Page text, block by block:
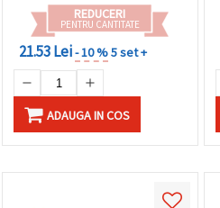
REDUCERI
PENTRU CANTITATE
21.53 Lei- 10 %5 set +
ADAUGA IN COS